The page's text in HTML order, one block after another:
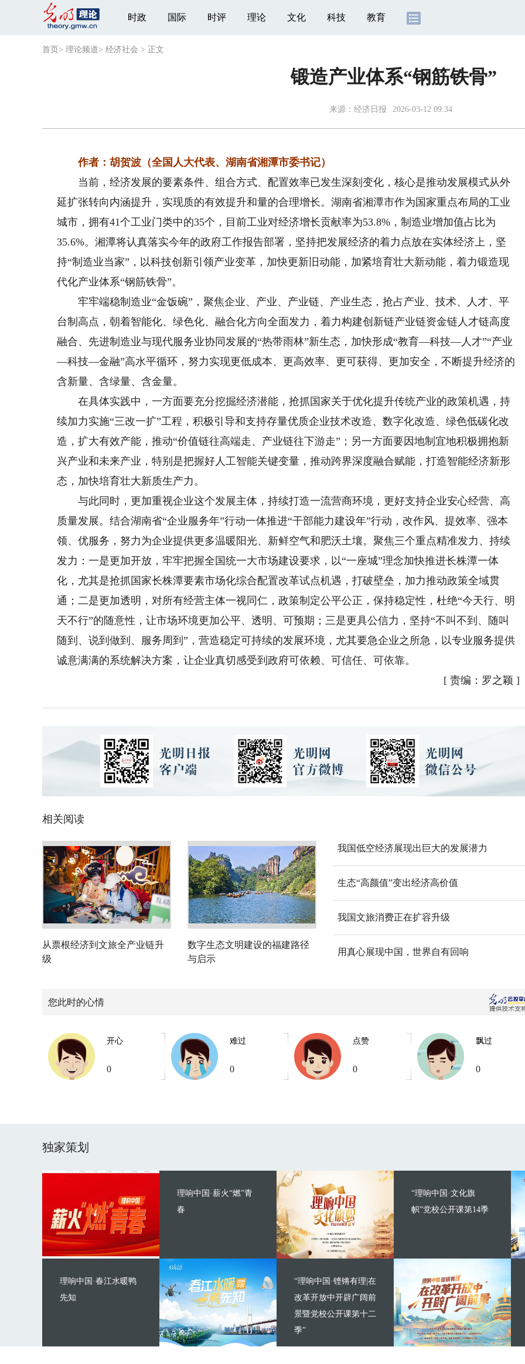
时政 国际 时评 理论 文化 科技 教育
首页 > 理论频道> 经济社会 > 正文
锻造产业体系“钢筋铁骨”
来源： 经济日报 2026-03-12 09:34
作者：胡贺波（全国人大代表、湖南省湘潭市委书记）
当前，经济发展的要素条件、组合方式、配置效率已发生深刻变化，核心是推动发展模式从外
延扩张转向内涵提升，实现质的有效提升和量的合理增长。湖南省湘潭市作为国家重点布局的工业
城市，拥有41个工业门类中的35个，目前工业对经济增长贡献率为53.8%，制造业增加值占比为
35.6%。湘潭将认真落实今年的政府工作报告部署，坚持把发展经济的着力点放在实体经济上，坚
持“制造业当家”，以科技创新引领产业变革，加快更新旧动能，加紧培育壮大新动能，着力锻造现
代化产业体系“钢筋铁骨”。
牢牢端稳制造业“金饭碗”，聚焦企业、产业、产业链、产业生态，抢占产业、技术、人才、平
台制高点，朝着智能化、绿色化、融合化方向全面发力，着力构建创新链产业链资金链人才链高度
融合、先进制造业与现代服务业协同发展的“热带雨林”新生态，加快形成“教育—科技—人才”“产业
—科技—金融”高水平循环，努力实现更低成本、更高效率、更可获得、更加安全，不断提升经济的
含新量、含绿量、含金量。
在具体实践中，一方面要充分挖掘经济潜能，抢抓国家关于优化提升传统产业的政策机遇，持
续加力实施“三改一扩”工程，积极引导和支持存量优质企业技术改造、数字化改造、绿色低碳化改
造，扩大有效产能，推动“价值链往高端走、产业链往下游走”；另一方面要因地制宜地积极拥抱新
兴产业和未来产业，特别是把握好人工智能关键变量，推动跨界深度融合赋能，打造智能经济新形
态，加快培育壮大新质生产力。
与此同时，更加重视企业这个发展主体，持续打造一流营商环境，更好支持企业安心经营、高
质量发展。结合湖南省“企业服务年”行动一体推进“干部能力建设年”行动，改作风、提效率、强本
领、优服务，努力为企业提供更多温暖阳光、新鲜空气和肥沃土壤。聚焦三个重点精准发力、持续
发力：一是更加开放，牢牢把握全国统一大市场建设要求，以“一座城”理念加快推进长株潭一体
化，尤其是抢抓国家长株潭要素市场化综合配置改革试点机遇，打破壁垒，加力推动政策全域贯
通；二是更加透明，对所有经营主体一视同仁，政策制定公平公正，保持稳定性，杜绝“今天行、明
天不行”的随意性，让市场环境更加公平、透明、可预期；三是更具公信力，坚持“不叫不到、随叫
随到、说到做到、服务周到”，营造稳定可持续的发展环境，尤其要急企业之所急，以专业服务提供
诚意满满的系统解决方案，让企业真切感受到政府可依赖、可信任、可依靠。
[ 责编：罗之颖 ]
相关阅读
从票根经济到文旅全产业链升
级
数字生态文明建设的福建路径
与启示
我国低空经济展现出巨大的发展潜力
生态“高颜值”变出经济高价值
我国文旅消费正在扩容升级
用真心展现中国，世界自有回响
您此时的心情
开心
0
难过
0
点赞
0
飘过
0
独家策划
理响中国·薪火“燃”青
春
理响中国·春江水暖鸭
先知
“理响中国·文化旗
帜”党校公开课第14季
“理响中国·铿锵有理|在
改革开放中开辟广阔前
景暨党校公开课第十二
季”